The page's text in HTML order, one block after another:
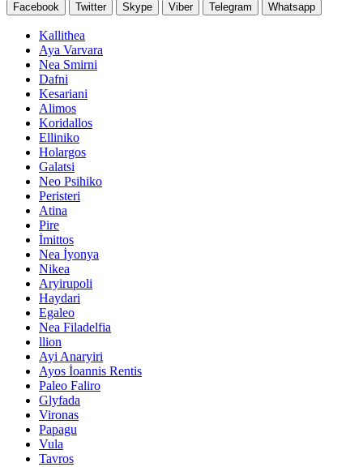
Facebook Twitter Skype Viber Telegram Whatsapp
Kallithea
Aya Varvara
Nea Smirni
Dafni
Kesariani
Alimos
Koridallos
Elliniko
Holargos
Galatsi
Neo Psihiko
Peristeri
Atina
Pire
İmittos
Nea İyonya
Nikea
Aryirupoli
Haydari
Egaleo
Nea Filadelfia
llion
Ayi Anaryiri
Ayos İoannis Rentis
Paleo Faliro
Glyfada
Vironas
Papagu
Vula
Tavros